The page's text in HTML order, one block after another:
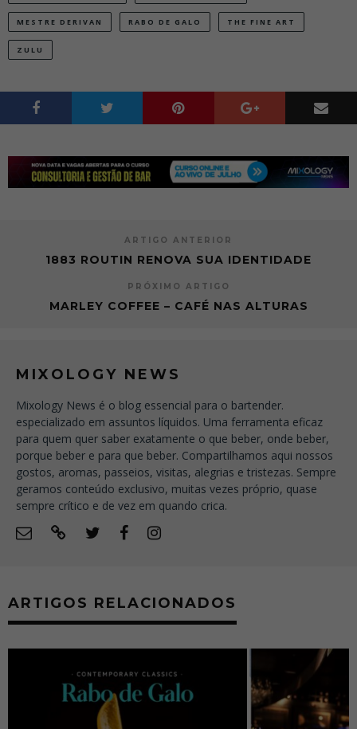
MESTRE DERIVAN RABO DE GALO THE FINE ART
ZULU
ARTIGO ANTERIOR
1883 ROUTIN RENOVA SUA IDENTIDADE
PRÓXIMO ARTIGO
MARLEY COFFEE – CAFÉ NAS ALTURAS
MIXOLOGY NEWS
Mixology News é o blog essencial para o bartender.
especializado em assuntos líquidos. Uma ferramenta eficaz
para quem quer saber exatamente o que beber, onde beber,
porque beber e para que beber. Compartilhamos aqui nossos
gostos, aromas, passeios, visitas, alegrias e tristezas. Sempre
geramos conteúdo exclusivo, muitas vezes próprio, quase
sempre crítico e de vez em quando crica.
ARTIGOS RELACIONADOS